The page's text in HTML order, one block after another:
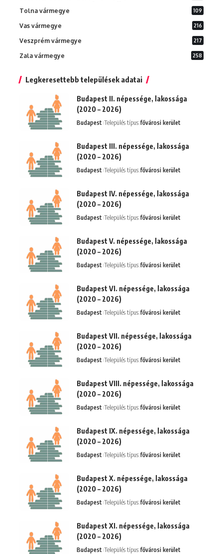
Tolna vármegye 109
Vas vármegye 216
Veszprém vármegye 217
Zala vármegye 258
Legkeresettebb települések adatai
Budapest II. népessége, lakossága
(2020 – 2026)
Budapest Település típus:fővárosi kerület
Budapest III. népessége, lakossága
(2020 – 2026)
Budapest Település típus:fővárosi kerület
Budapest IV. népessége, lakossága
(2020 – 2026)
Budapest Település típus:fővárosi kerület
Budapest V. népessége, lakossága
(2020 – 2026)
Budapest Település típus:fővárosi kerület
Budapest VI. népessége, lakossága
(2020 – 2026)
Budapest Település típus:fővárosi kerület
Budapest VII. népessége, lakossága
(2020 – 2026)
Budapest Település típus:fővárosi kerület
Budapest VIII. népessége, lakossága
(2020 – 2026)
Budapest Település típus:fővárosi kerület
Budapest IX. népessége, lakossága
(2020 – 2026)
Budapest Település típus:fővárosi kerület
Budapest X. népessége, lakossága
(2020 – 2026)
Budapest Település típus:fővárosi kerület
Budapest XI. népessége, lakossága
(2020 – 2026)
Budapest Település típus:fővárosi kerület